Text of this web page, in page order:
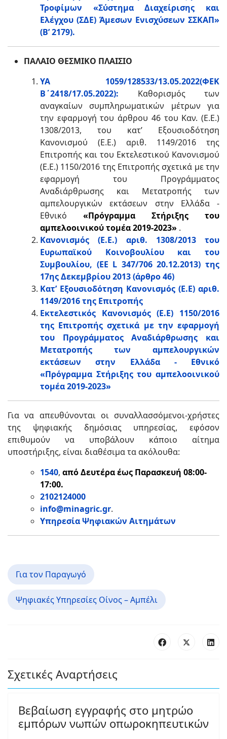
Τροφίμων «Σύστημα Διαχείρισης και
Ελέγχου (ΣΔΕ) Άμεσων Ενισχύσεων ΣΣΚΑΠ»
(Β’ 2179).
ΠΑΛΑΙΟ ΘΕΣΜΙΚΟ ΠΛΑΙΣΙΟ
ΥΑ 1059/128533/13.05.2022(ΦΕΚ
Β΄2418/17.05.2022):
Καθορισμός των
αναγκαίων συμπληρωματικών μέτρων για
την εφαρμογή του άρθρου 46 του Καν. (Ε.Ε.)
1308/2013, του κατ’ Εξουσιοδότηση
Κανονισμού (Ε.Ε.) αριθ. 1149/2016 της
Επιτροπής και του Εκτελεστικού Κανονισμού
(Ε.Ε.) 1150/2016 της Επιτροπής σχετικά με την
εφαρμογή του Προγράμματος
Αναδιάρθρωσης και Μετατροπής των
αμπελουργικών εκτάσεων στην Ελλάδα -
Εθνικό «Πρόγραμμα Στήριξης του
αμπελοοινικού τομέα 2019-2023» .
Κανονισμός (Ε.Ε.) αριθ. 1308/2013 του
Ευρωπαϊκού Κοινοβουλίου και του
Συμβουλίου, (ΕΕ L 347/706 20.12.2013) της
17ης Δεκεμβρίου 2013 (άρθρο 46)
Κατ’ Εξουσιοδότηση Κανονισμός (Ε.Ε) αριθ.
1149/2016 της Επιτροπής
Εκτελεστικός Κανονισμός (Ε.Ε) 1150/2016
της Επιτροπής σχετικά με την εφαρμογή
του Προγράμματος Αναδιάρθρωσης και
Μετατροπής των αμπελουργικών
εκτάσεων στην Ελλάδα - Εθνικό
«Πρόγραμμα Στήριξης του αμπελοοινικού
τομέα 2019-2023»
Για να απευθύνονται οι συναλλασσόμενοι-χρήστες
της ψηφιακής δημόσιας υπηρεσίας, εφόσον
επιθυμούν να υποβάλουν κάποιο αίτημα
υποστήριξης, είναι διαθέσιμα τα ακόλουθα:
1540, απόΔευτέρα έως Παρασκευή 08:00-
17:00.
2102124000
info@minagric.gr.
Υπηρεσία Ψηφιακών Αιτημάτων
Για τον Παραγωγό
Ψηφιακές Υπηρεσίες Οίνος – Αμπέλι
Σχετικές Αναρτήσεις
Βεβαίωση εγγραφής στο μητρώο
εμπόρων νωπών οπωροκηπευτικών